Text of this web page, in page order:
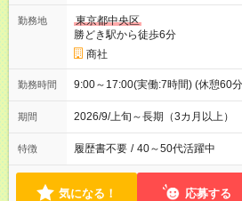
勤務地
東京都中央区
勝どき駅から徒歩6分
商社
勤務時間 9:00～17:00(実働:7時間) (休憩60
期間 2026/9/上旬～長期（3カ月以上
特徴 履歴書不要 / 40～50代活躍中
気になる！ 応募する